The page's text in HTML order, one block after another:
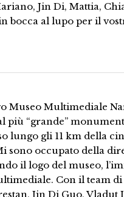
Jin Di, Mattia,
bocca al lupo per il
Museo Multimediale
più “grande”
lungo gli 11 km della
sono occupato della
il logo del museo,
Con il team
Jin Di Guo, Vladut